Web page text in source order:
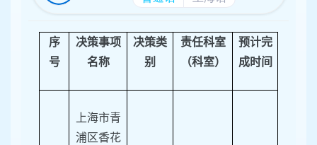
序
号
决策事项
名称
决策类
别
责任科室
（科室）
预计完
成时间
上海市青
浦区香花